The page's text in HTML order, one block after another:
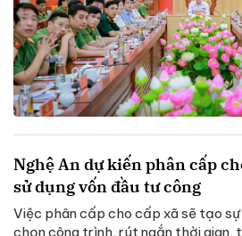
Nghệ An dự kiến phân cấp
sử dụng vốn đầu tư công
Việc phân cấp cho cấp xã sẽ tạo
chọn công trình, rút ngắn thời gian,